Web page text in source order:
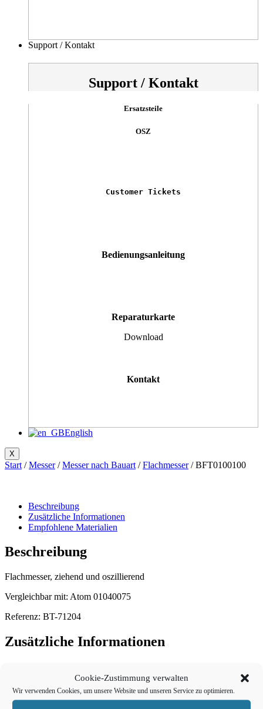
Cookie-Zustimmung verwalten
Wir verwenden Cookies, um unsere Website und unseren Service zu optimieren.
Support / Kontakt
Support / Kontakt
Ersatzsteile
OSZ
Customer Tickets
Bedienungsanleitung
Reparaturkarte
Download
Kontakt
English
X
Start /Messer/Messer nach Bauart /Flachmesser/ BFT0100100
Beschreibung
Zusätzliche Informationen
Empfohlene Materialien
Beschreibung
Flachmesser, ziehend und oszillierend
Vergleichbar mit: Atom 01040075
Referenz: BT-71204
Zusätzliche Informationen
3 Schneiden